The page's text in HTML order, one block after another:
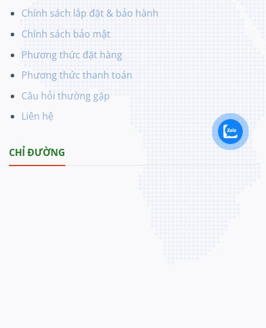
Chính sách lắp đặt & bảo hành
Chính sách bảo mật
Phương thức đặt hàng
Phương thức thanh toán
Câu hỏi thường gặp
Liên hệ
CHỈ ĐƯỜNG